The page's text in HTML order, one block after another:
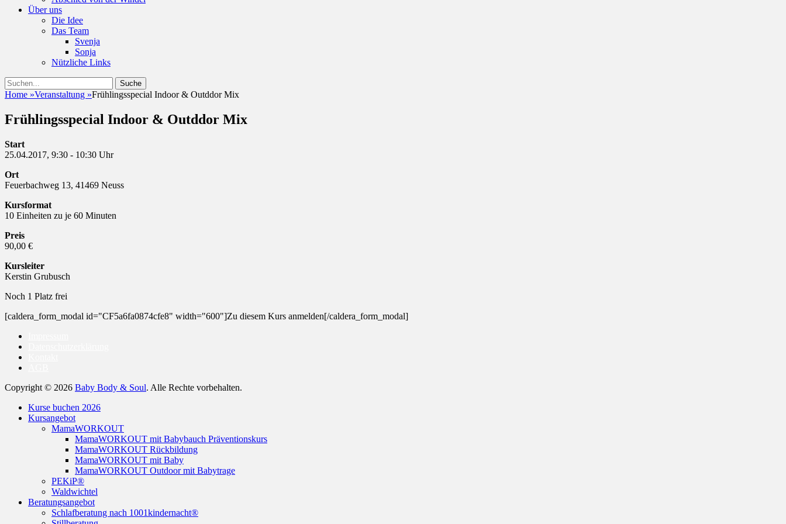
Über uns
Die Idee
Das Team
Svenja
Sonja
Nützliche Links
Suchen
Suche
nach:
Home »Veranstaltung »Frühlingsspecial Indoor & Outddor Mix
Frühlingsspecial Indoor & Outddor Mix
Start
25.04.2017, 9:30 - 10:30 Uhr
Ort
Feuerbachweg 13, 41469 Neuss
Kursformat
10 Einheiten zu je 60 Minuten
Preis
90,00 €
Kursleiter
Kerstin Grubusch
Noch 1 Platz frei
[caldera_form_modal id="CF5a6fa0874cfe8" width="600"]Zu diesem Kurs anmelden[/caldera_form_modal]
Copyright © 2026 Baby Body & Soul. Alle Rechte vorbehalten.
oben
scrollen
Kurse buchen 2026
Kursangebot
MamaWORKOUT
MamaWORKOUT mit Babybauch Präventionskurs
MamaWORKOUT Rückbildung
MamaWORKOUT mit Baby
MamaWORKOUT Outdoor mit Babytrage
PEKiP®
Waldwichtel
Beratungsangebot
Schlafberatung nach 1001kindernacht®